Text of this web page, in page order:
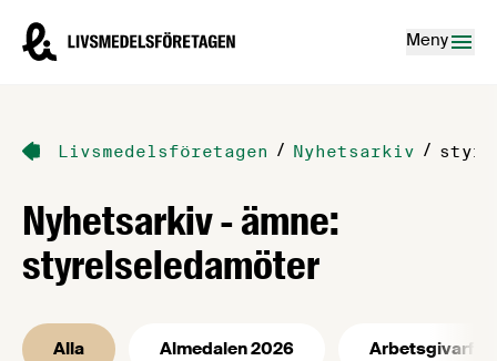
Livsmedelsföretagen – till startsidan
Meny
Livsmedelsföretagen / Nyhetsarkiv /
Nyhetsarkiv - ämne:
styrelseledamöter
Alla Almedalen 2026